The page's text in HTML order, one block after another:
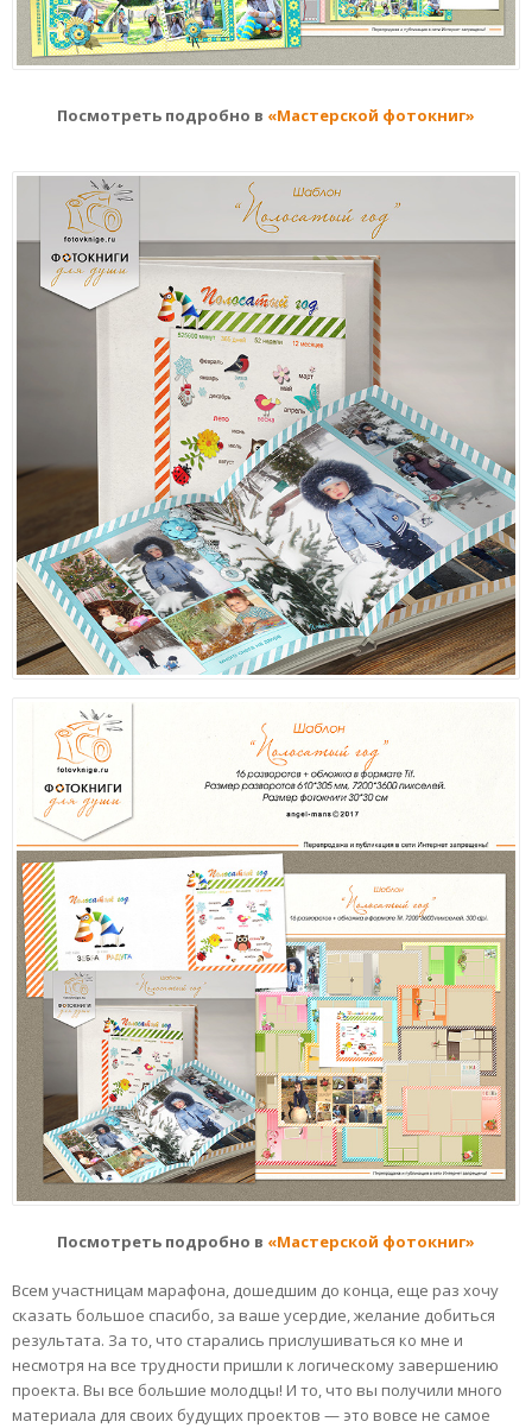
Посмотреть подробно в «Мастерской фотокниг»
Посмотреть подробно в «Мастерской фотокниг»
Всем участницам марафона, дошедшим до конца, еще раз хочу
сказать большое спасибо, за ваше усердие, желание добиться
результата. За то, что старались прислушиваться ко мне и
несмотря на все трудности пришли к логическому завершению
проекта. Вы все большие молодцы! И то, что вы получили много
материала для своих будущих проектов — это вовсе не самое